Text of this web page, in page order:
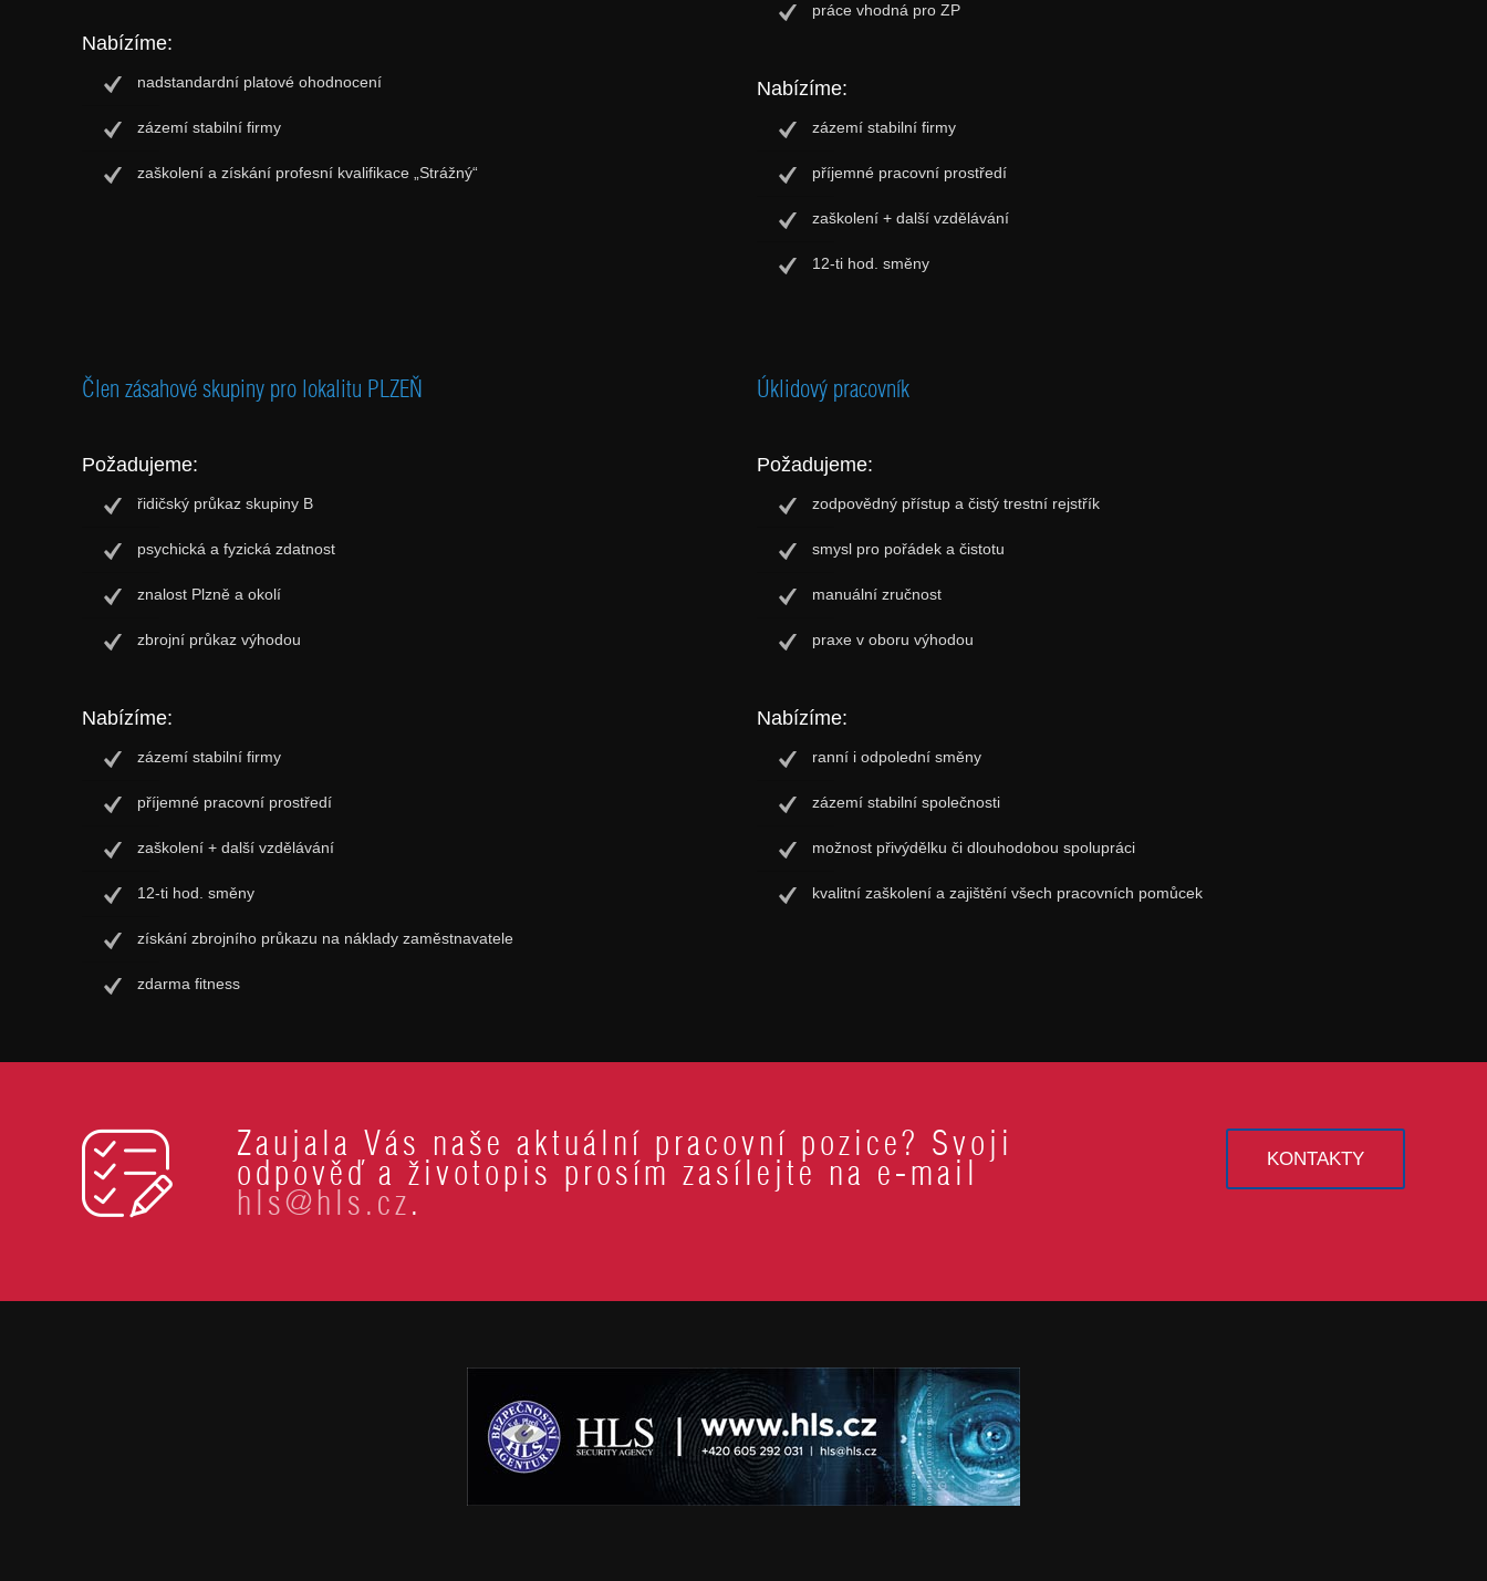
Nabízíme:
nadstandardní platové ohodnocení
zázemí stabilní firmy
zaškolení a získání profesní kvalifikace „Strážný“
práce vhodná pro ZP
Nabízíme:
zázemí stabilní firmy
příjemné pracovní prostředí
zaškolení + další vzdělávání
12-ti hod. směny
Člen zásahové skupiny pro lokalitu PLZEŇ
Požadujeme:
řidičský průkaz skupiny B
psychická a fyzická zdatnost
znalost Plzně a okolí
zbrojní průkaz výhodou
Nabízíme:
zázemí stabilní firmy
příjemné pracovní prostředí
zaškolení + další vzdělávání
12-ti hod. směny
získání zbrojního průkazu na náklady zaměstnavatele
zdarma fitness
Úklidový pracovník
Požadujeme:
zodpovědný přístup a čistý trestní rejstřík
smysl pro pořádek a čistotu
manuální zručnost
praxe v oboru výhodou
Nabízíme:
ranní i odpolední směny
zázemí stabilní společnosti
možnost přivýdělku či dlouhodobou spolupráci
kvalitní zaškolení a zajištění všech pracovních pomůcek
Zaujala Vás naše aktuální pracovní pozice? Svoji
odpověď a životopis prosím zasílejte na e-mail
hls@hls.cz.
KONTAKTY